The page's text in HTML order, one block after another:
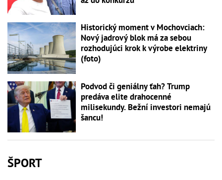
Historický moment v Mochovciach:
Nový jadrový blok má za sebou
rozhodujúci krok k výrobe elektriny
(foto)
Podvod či geniálny ťah? Trump
predáva elite drahocenné
milisekundy. Bežní investori nemajú
šancu!
ŠPORT